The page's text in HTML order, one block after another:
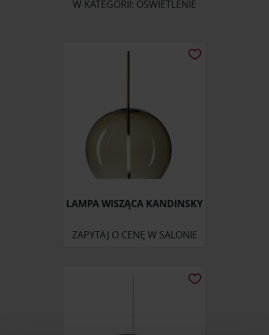
W KATEGORII: OŚWIETLENIE
LAMPA WISZĄCA KANDINSKY
ZAPYTAJ O CENĘ W SALONIE